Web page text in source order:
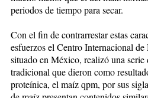
periodos de tiempo para secar.
Con el fin de contrarrestar estas
esfuerzos el Centro Interna­cio­nal
situa­do en México, realizó una
tradicional que dieron como
proteínica, el maíz qpm, por sus